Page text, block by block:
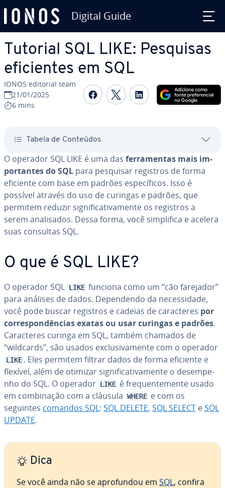
Digital Guide
Tutorial SQL LIKE: Pesquisas
efi­ci­en­tes em SQL
IONOS editorial team
21/01/2025
6 mins
Com­par­ti­lhar no
Com­par­ti­lhar no
Com­par­ti­lhar
Tabela de Conteúdos
O operador SQL LIKE é uma das fer­ra­men­tas mais im­
por­tan­tes do SQL para pesquisar registros de forma
eficiente com base em padrões es­pe­cí­fi­cos. Isso é
possível através do uso de curingas e padrões, que
permitem reduzir sig­ni­fi­ca­ti­va­mente os registros a
serem ana­li­sa­dos. Dessa forma, você sim­pli­fica e acelera
suas consultas SQL.
O que é SQL LIKE?
O operador SQL LIKE funciona como um “cão farejador”
para análises de dados. De­pen­dendo da ne­ces­si­dade,
você pode buscar registros e cadeias de ca­rac­te­res por
cor­res­pon­dên­cias exatas ou usar curingas e padrões.
Ca­rac­te­res curinga em SQL, também chamados de
“wildcards”, são usados ex­clu­si­va­mente com o operador
LIKE . Eles permitem filtrar dados de forma eficiente e
flexível, além de otimizar sig­ni­fi­ca­ti­va­mente o de­sem­pe­
nho do SQL. O operador LIKE é fre­quen­te­mente usado
em com­bi­na­ção com a cláusula WHERE e com os
seguintes comandos SQL: SQL DELETE, SQL SELECT eSQL
UPDATE.
Dica
Se você ainda não se apro­fun­dou em SQL, confira